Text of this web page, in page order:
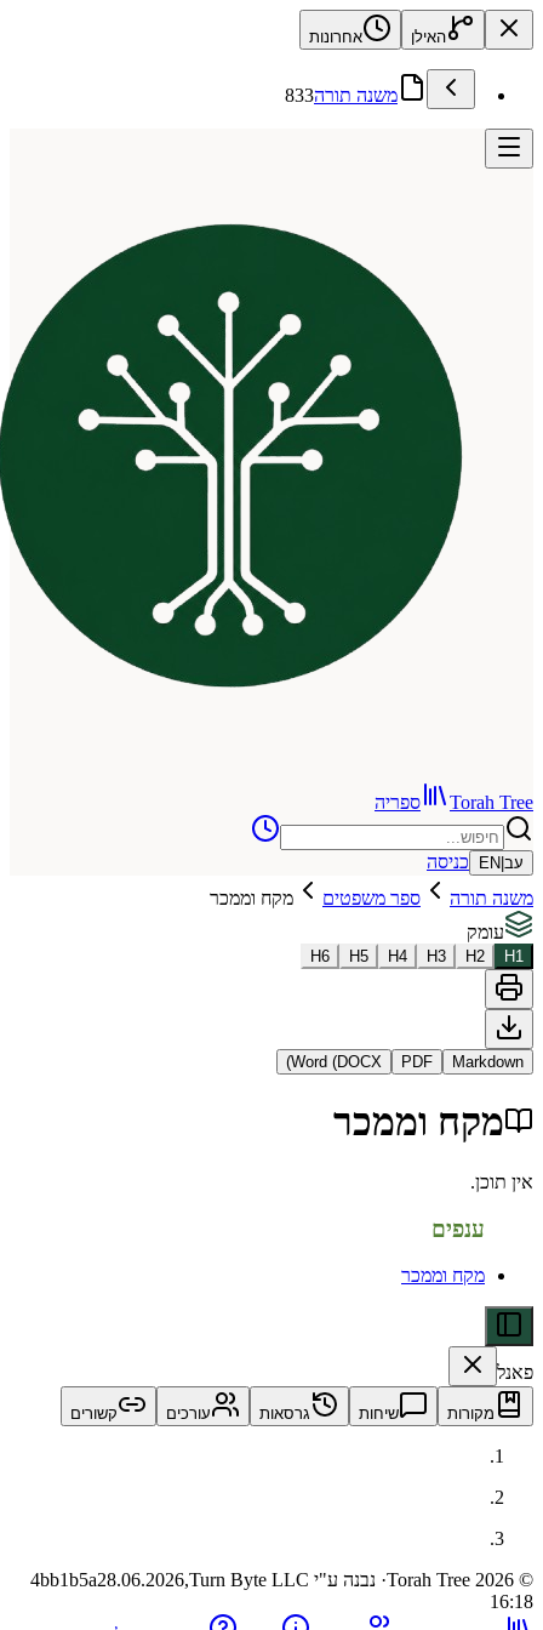
האילן אחרונות
משנה תורה833
ספריה
כניסה
ספר משפטים
מקח וממכר
H3
H4
H5
H6
PDF
Word (DOCX)
וממכר
וממכר
שיחות גרסאות עורכים קשורים
· נבנה ע"י Turn Byte LLC 4bb1b5a28.06.2026,